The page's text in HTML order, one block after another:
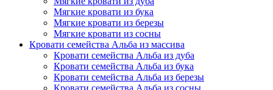
Мягкие кровати из бука
Мягкие кровати из березы
Мягкие кровати из сосны
Кровати семейства Альба из массива
Кровати семейства Альба из дуба
Кровати семейства Альба из бука
Кровати семейства Альба из березы
Кровати семейства Альба из сосны